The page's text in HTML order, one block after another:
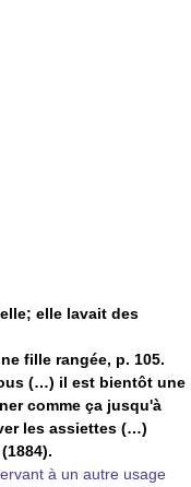
elle lavait des
fille rangée, p. 105.
(…) il est bientôt une
comme ça jusqu'à
les assiettes (…)
à un autre usage